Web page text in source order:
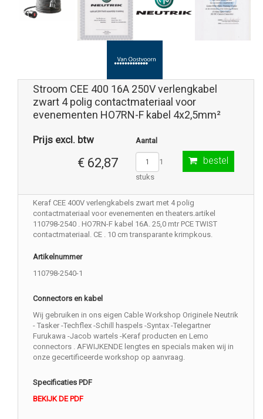
Stroom CEE 400 16A 250V verlengkabel
zwart 4 polig contactmateriaal voor
evenementen HO7RN-F kabel 4x2,5mm²
Prijs excl. btw
€ 62,87
Aantal
1
stuks
bestel
Keraf CEE 400V verlengkabels zwart met 4 polig
contactmateriaal voor evenementen en theaters.artikel
110798-2540 . HO7RN-F kabel 16A. 25,0 mtr PCE TWIST
contactmateriaal. CE . 10 cm transparante krimpkous.
Artikelnummer
110798-2540-1
Connectors en kabel
Wij gebruiken in ons eigen Cable Workshop Originele Neutrik
- Tasker -Techflex -Schill haspels -Syntax -Telegartner
Furukawa -Jacob wartels -Keraf producten en Lemo
connectors . AFWIJKENDE lengtes en specials maken wij in
onze gecertificeerde workshop op aanvraag.
Specificaties PDF
BEKIJK DE PDF